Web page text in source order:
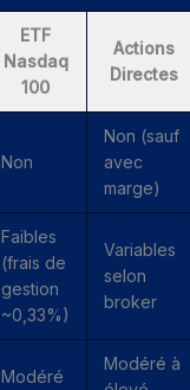
ETF
Nasdaq
100
Actions
Directes
Non
Non (sauf
avec
marge)
Faibles
(frais de
gestion
~0,33%)
Variables
selon
broker
Modéré
Modéré à